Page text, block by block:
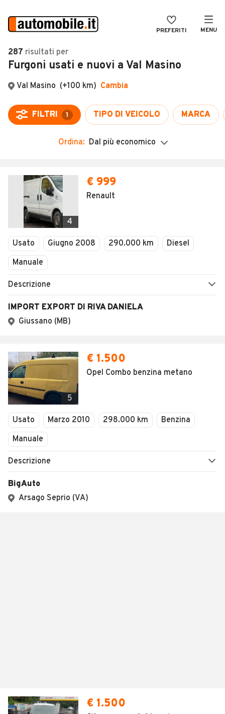
PREFERITI MENU
Auto
Auto usate
Auto Km 0
Auto Nuove
Noleggio a lungo termine
Camper
Veicoli Commerciali
Concessionari
VENDI
MAGAZINE
ACCEDI
287 risultati per
Furgoni usati e nuovi a Val Masino
Val Masino (+100 km) Cambia
FILTRI 1 TIPO DI VEICOLO MARCA
Ordina: Dal più economico